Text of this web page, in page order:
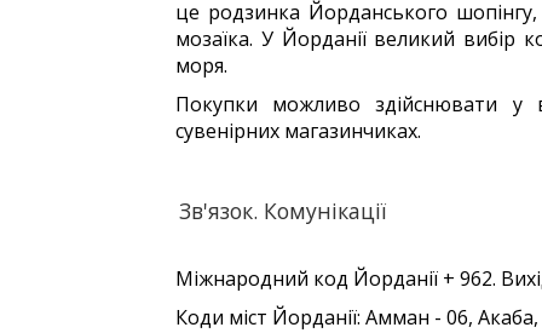
це родзинка Йорданського
мозаїка. У Йорданії великий вибір
моря.
Покупки можливо здійснювати у
сувенірних магазинчиках.
Зв'язок. Комунікації
Міжнародний код Йорданії + 962.
Коди міст Йорданії: Амман - 06,